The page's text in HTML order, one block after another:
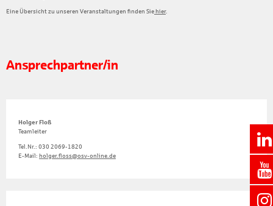
Eine Übersicht zu unseren Veranstaltungen finden Siehier.
Ansprechpartner/in
Holger Floß
Teamleiter
Tel.Nr.: 030 2069-1820
E-Mail: holger.floss@osv-online.de